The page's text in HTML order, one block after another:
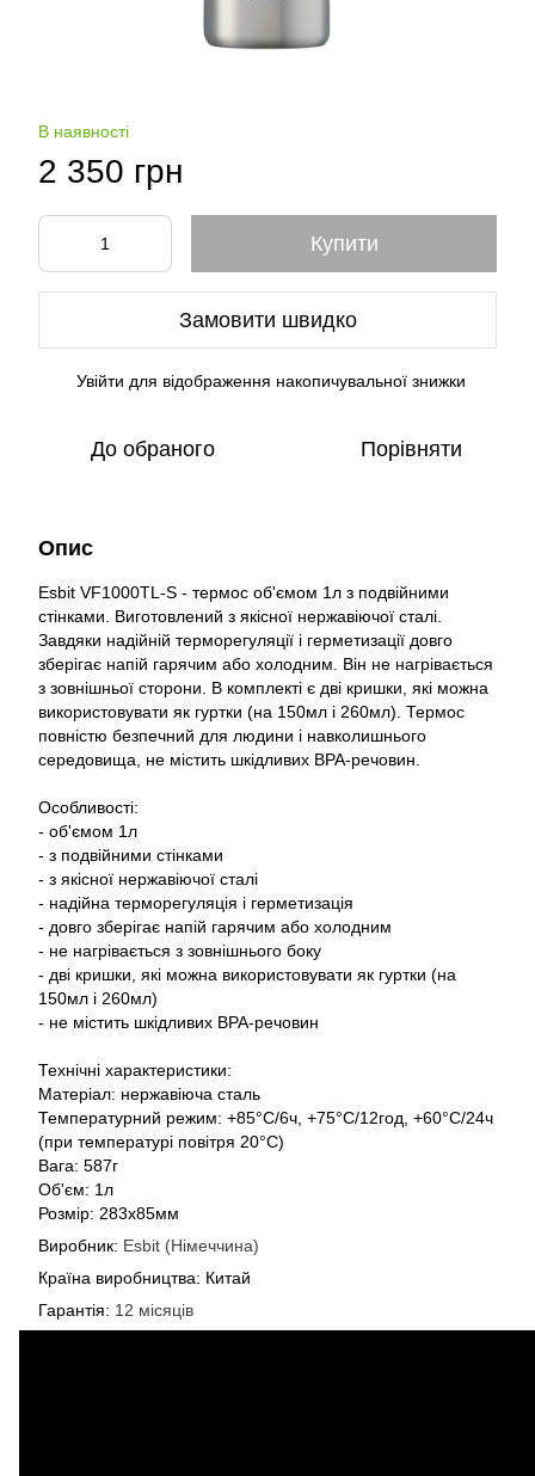
В наявності
2 350 грн
Купити
Замовити швидко
Увійти для відображення накопичувальної знижки
До обраного Порівняти
Опис
Esbit VF1000TL-S - термос об'ємом 1л з подвійними
стінками. Виготовлений з якісної нержавіючої сталі.
Завдяки надійній терморегуляції і герметизації довго
зберігає напій гарячим або холодним. Він не нагрівається
з зовнішньої сторони. В комплекті є дві кришки, які можна
використовувати як гуртки (на 150мл і 260мл). Термос
повністю безпечний для людини і навколишнього
середовища, не містить шкідливих BPA-речовин.
Особливості:
- об'ємом 1л
- з подвійними стінками
- з якісної нержавіючої сталі
- надійна терморегуляція і герметизація
- довго зберігає напій гарячим або холодним
- не нагрівається з зовнішнього боку
- дві кришки, які можна використовувати як гуртки (на
150мл і 260мл)
- не містить шкідливих BPA-речовин
Технічні характеристики:
Матеріал: нержавіюча сталь
Температурний режим: +85°C/6ч, +75°C/12год, +60°C/24ч
(при температурі повітря 20°C)
Вага: 587г
Об'єм: 1л
Розмір: 283х85мм
Виробник: Esbit (Німеччина)
Країна виробництва: Китай
Гарантія: 12 місяців